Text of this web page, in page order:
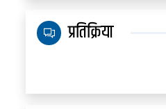
प्रतिक्रिया